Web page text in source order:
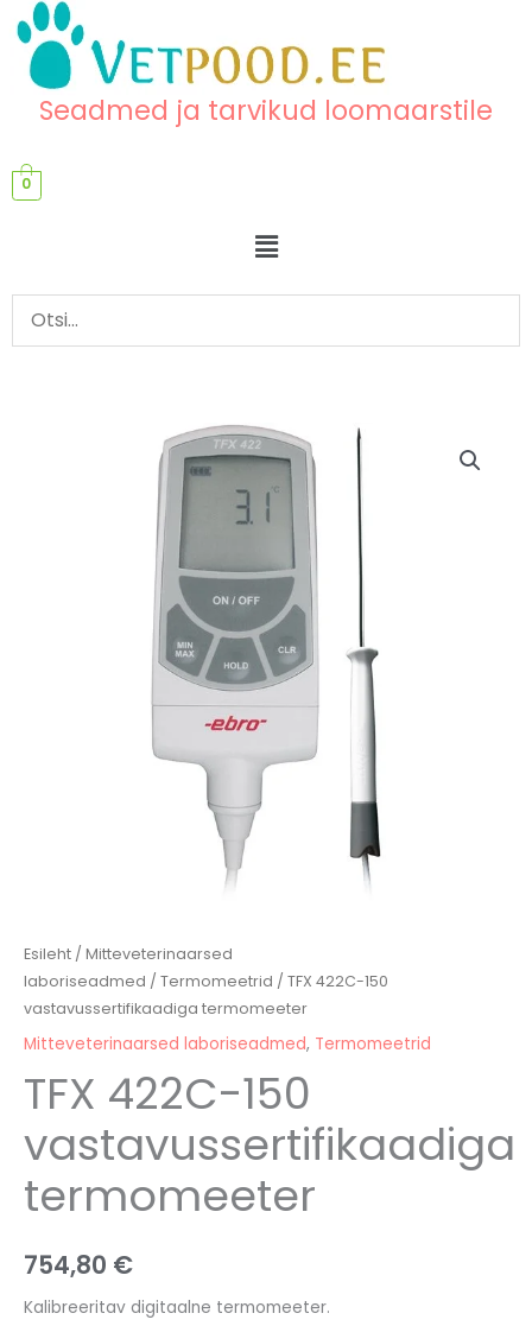
content
content
Seadmed ja tarvikud loomaarstile
0
Menu
Esileht / Mitteveterinaarsed
laboriseadmed / Termomeetrid / TFX 422C-150
vastavussertifikaadiga termomeeter
Mitteveterinaarsed laboriseadmed, Termomeetrid
TFX 422C-150
vastavussertifikaadiga
termomeeter
754,80 €
Kalibreeritav digitaalne termomeeter.
vastavussertifikaadiga